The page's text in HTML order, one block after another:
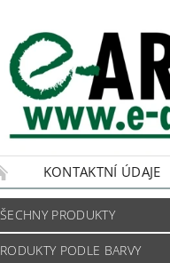
KONTAKTNÍ ÚDAJE
PRODUKTY
PODLE BARVY